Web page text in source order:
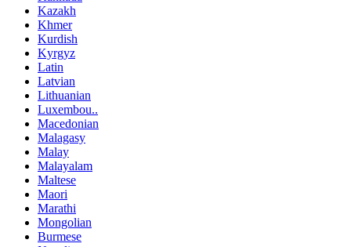
Kazakh
Khmer
Kurdish
Kyrgyz
Latin
Latvian
Lithuanian
Luxembou..
Macedonian
Malagasy
Malay
Malayalam
Maltese
Maori
Marathi
Mongolian
Burmese